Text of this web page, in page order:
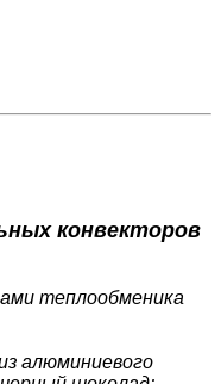
конвекторов
теплообменика
алюминиевого